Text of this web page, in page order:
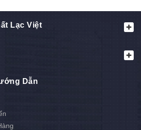
Lạc Việt
Dẫn